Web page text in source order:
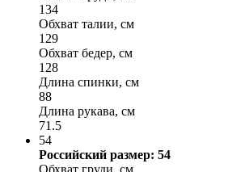
134
Обхват талии, см
129
Обхват бедер, см
128
Длина спинки, см
88
Длина рукава, см
71.5
54
Российский размер: 54
Обхват груди, см